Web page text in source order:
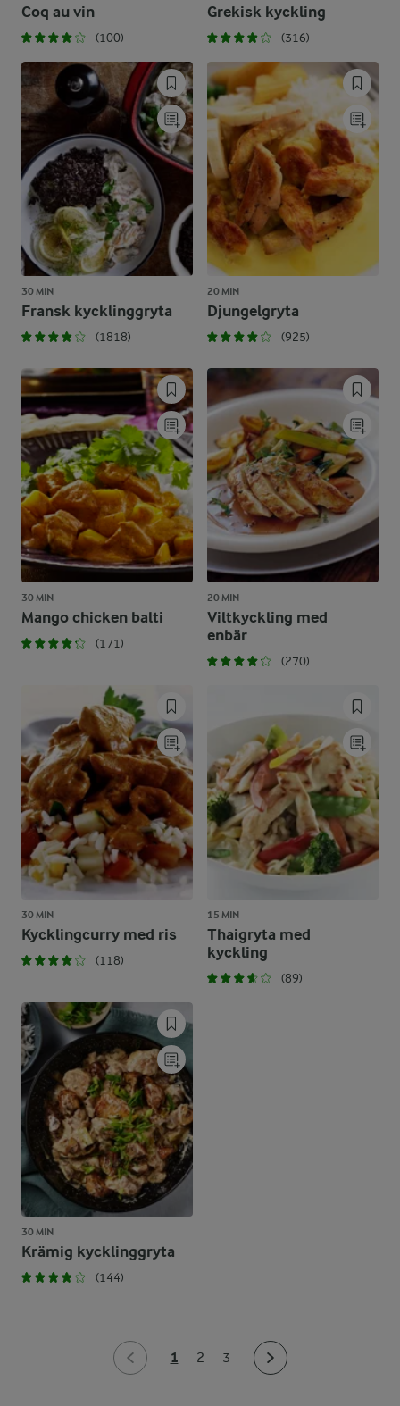
Coq au vin
(100)
Grekisk kyckling
(316)
30 MIN
Fransk kycklinggryta
(1818)
20 MIN
Djungelgryta
(925)
30 MIN
Mango chicken balti
(171)
20 MIN
Viltkyckling med
enbär
(270)
30 MIN
Kycklingcurry med ris
(118)
15 MIN
Thaigryta med
kyckling
(89)
30 MIN
Krämig kycklinggryta
(144)
1 2 3